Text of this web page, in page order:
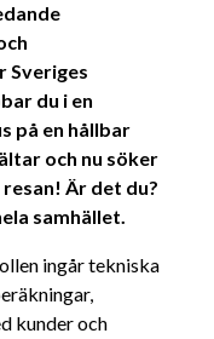
Sveriges
du i en
på en hållbar
och nu söker
Är det du?
samhället.
ingår tekniska
kunder och